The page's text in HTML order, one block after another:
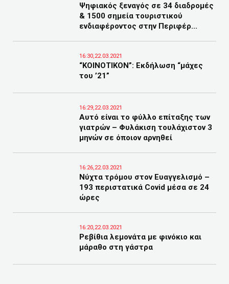
Ψηφιακός ξεναγός σε 34 διαδρομές
& 1500 σημεία τουριστικού
ενδιαφέροντος στην Περιφέρ...
16:30,22.03.2021
“ΚΟΙΝΟΤΙΚΟΝ”: Εκδήλωση “μάχες
του ’21”
16:29,22.03.2021
Αυτό είναι το φύλλο επίταξης των
γιατρών – Φυλάκιση τουλάχιστον 3
μηνών σε όποιον αρνηθεί
16:26,22.03.2021
Νύχτα τρόμου στον Ευαγγελισμό –
193 περιστατικά Covid μέσα σε 24
ώρες
16:20,22.03.2021
Ρεβίθια λεμονάτα με φινόκιο και
μάραθο στη γάστρα